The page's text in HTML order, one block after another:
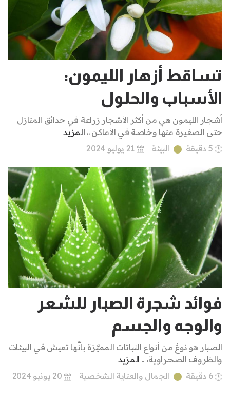
تساقط أزهار الليمون:
الأسباب والحلول
أشجار الليمون هي من أكثر الأشجار زراعة في حدائق المنازل
حتى الصغيرة منها وخاصة في الأماكن .. المزيد
5 دقيقة
البيئة
فوائد شجرة الصبار للشعر
والوجه والجسم
الصبار هو نوعٌ من أنواع النباتات المميَّزة بأنَّها تعيش في البيئات
والظروف الصحراوية، .. المزيد
6 دقيقة
الجمال والعناية الشخصية 20 يونيو 2024